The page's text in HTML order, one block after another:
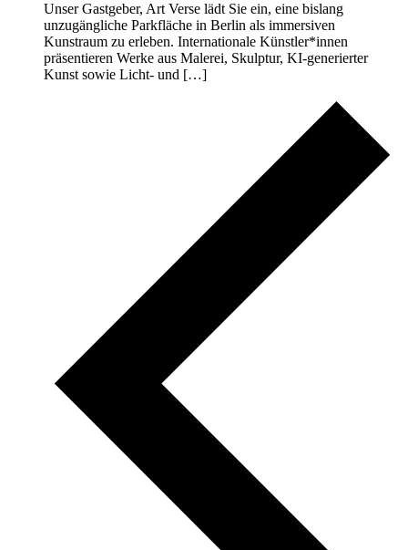
Unser Gastgeber, Art Verse lädt Sie ein, eine bislang
unzugängliche Parkfläche in Berlin als immersiven
Kunstraum zu erleben. Internationale Künstler*innen
präsentieren Werke aus Malerei, Skulptur, KI-generierter
Kunst sowie Licht- und […]